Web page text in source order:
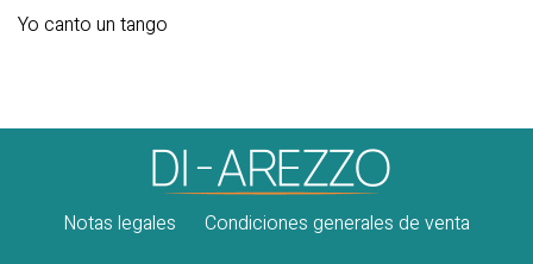
Yo canto un tango
Notas legales Condiciones generales de venta